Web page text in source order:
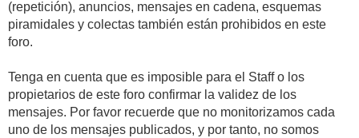
(repetición), anuncios, mensajes en cadena, esquemas
piramidales y colectas también están prohibidos en este
foro.
Tenga en cuenta que es imposible para el Staff o los
propietarios de este foro confirmar la validez de los
mensajes. Por favor recuerde que no monitorizamos cada
uno de los mensajes publicados, y por tanto, no somos